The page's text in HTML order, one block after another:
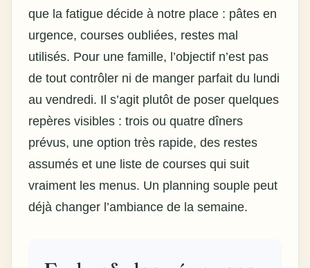
que la fatigue décide à notre place : pâtes en
urgence, courses oubliées, restes mal
utilisés. Pour une famille, l’objectif n’est pas
de tout contrôler ni de manger parfait du lundi
au vendredi. Il s’agit plutôt de poser quelques
repères visibles : trois ou quatre dîners
prévus, une option très rapide, des restes
assumés et une liste de courses qui suit
vraiment les menus. Un planning souple peut
déjà changer l’ambiance de la semaine.